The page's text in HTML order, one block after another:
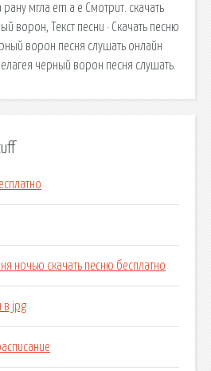
мгла em a e Смотрит. cкачать
ворон, Текст песни · Скачать песню
ворон песня слушать онлайн
черный ворон песня слушать.
ночью скачать песню бесплатно
в jpg